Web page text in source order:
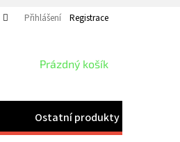
Přihlášení Registrace
NÁKUPNÍ
Prázdný košík
Ostatní produkty